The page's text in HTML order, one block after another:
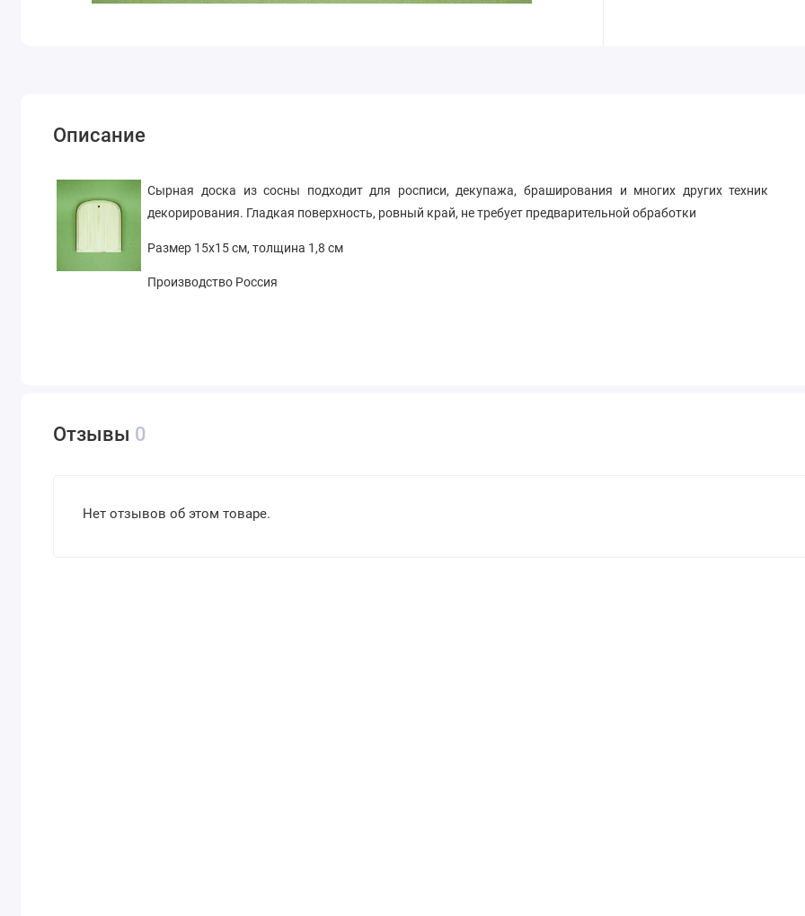
Описание
Сырная доска из сосны подходит для росписи, декупажа, браширования и многих других техник
декорирования. Гладкая поверхность, ровный край, не требует предварительной обработки
Размер 15х15 см, толщина 1,8 см
Производство Россия
Отзывы 0
Нет отзывов об этом товаре.